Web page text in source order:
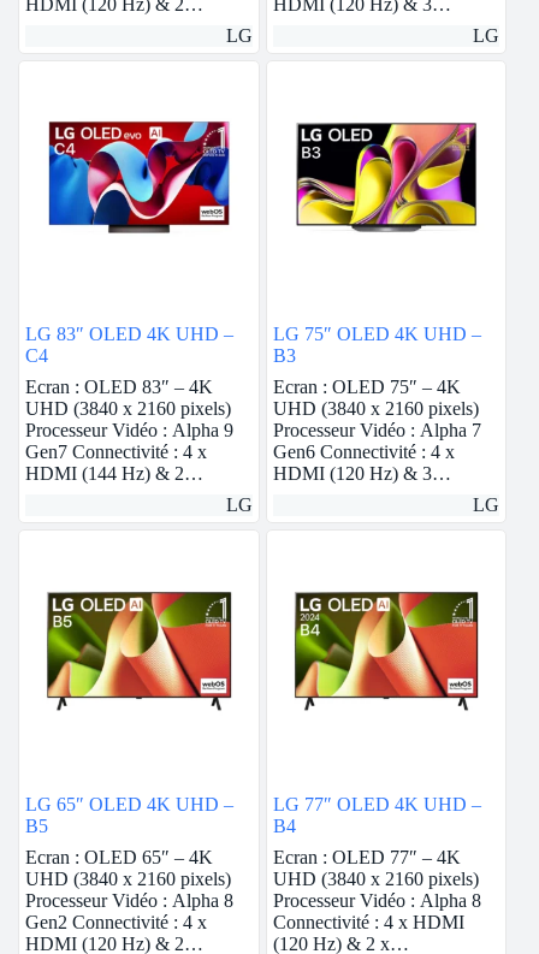
LG
LG
LG 83″ OLED 4K UHD –
C4
Ecran : OLED 83″ – 4K
UHD (3840 x 2160 pixels)
Processeur Vidéo : Alpha 9
Gen7 Connectivité : 4 x
HDMI (144 Hz) & 2…
LG
LG 75″ OLED 4K UHD –
B3
Ecran : OLED 75″ – 4K
UHD (3840 x 2160 pixels)
Processeur Vidéo : Alpha 7
Gen6 Connectivité : 4 x
HDMI (120 Hz) & 3…
LG
LG 65″ OLED 4K UHD –
B5
Ecran : OLED 65″ – 4K
UHD (3840 x 2160 pixels)
Processeur Vidéo : Alpha 8
Gen2 Connectivité : 4 x
HDMI (120 Hz) & 2…
LG 77″ OLED 4K UHD –
B4
Ecran : OLED 77″ – 4K
UHD (3840 x 2160 pixels)
Processeur Vidéo : Alpha 8
Connectivité : 4 x HDMI
(120 Hz) & 2 x…